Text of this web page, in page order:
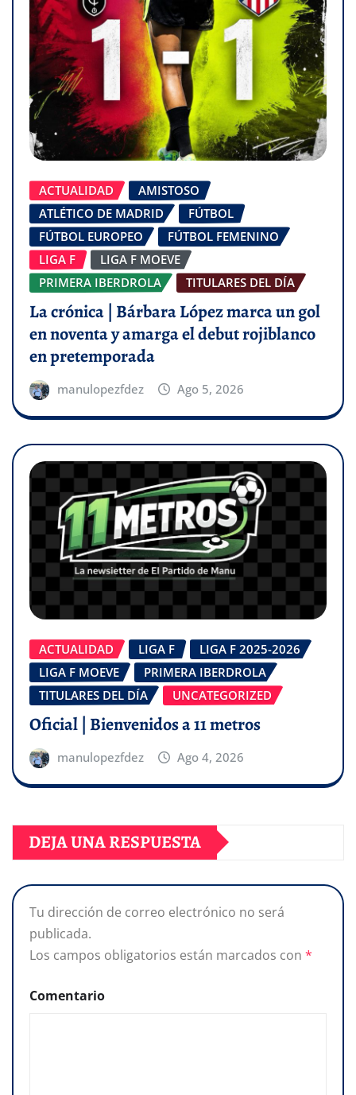
ACTUALIDAD
AMISTOSO
ATLÉTICO DE MADRID
FÚTBOL
FÚTBOL EUROPEO
FÚTBOL FEMENINO
LIGA F
LIGA F MOEVE
PRIMERA IBERDROLA
TITULARES DEL DÍA
La crónica | Bárbara López marca un gol
en noventa y amarga el debut rojiblanco
en pretemporada
manulopezfdez Ago 5, 2026
ACTUALIDAD LIGA F
LIGA F 2025-2026
LIGA F MOEVE
PRIMERA IBERDROLA
TITULARES DEL DÍA
UNCATEGORIZED
Oficial | Bienvenidos a 11 metros
manulopezfdez Ago 4, 2026
DEJA UNA RESPUESTA
Tu dirección de correo electrónico no será
publicada.
Los campos obligatorios están marcados con *
Comentario